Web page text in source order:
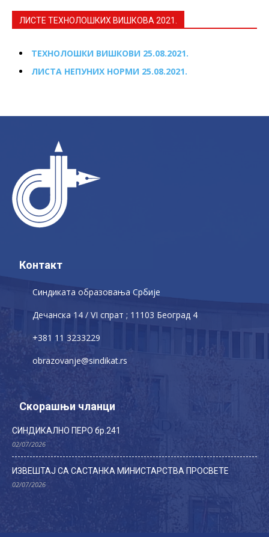
ЛИСТЕ ТЕХНОЛОШКИХ ВИШКОВА 2021.
ТЕХНОЛОШКИ ВИШКОВИ 25.08.2021.
ЛИСТА НЕПУНИХ НОРМИ 25.08.2021.
Контакт
Синдиката образовања Србије
Дечaнскa 14 / VI спрат ; 11103 Београд 4
+381 11 3233229
obrazovanje@sindikat.rs
Скорашњи чланци
СИНДИКАЛНО ПЕРО бр.241
02/07/2026
ИЗВЕШТАЈ СА САСТАНКА МИНИСТАРСТВА ПРОСВЕТЕ
02/07/2026